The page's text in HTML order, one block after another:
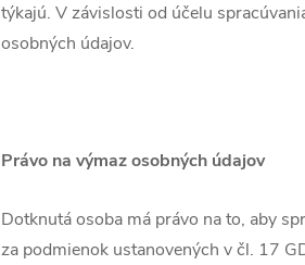
týkajú. V závislosti od účelu
osobných údajov.
Právo na výmaz osobných údajov
Dotknutá osoba má právo na to, aby
za podmienok ustanovených v čl. 17